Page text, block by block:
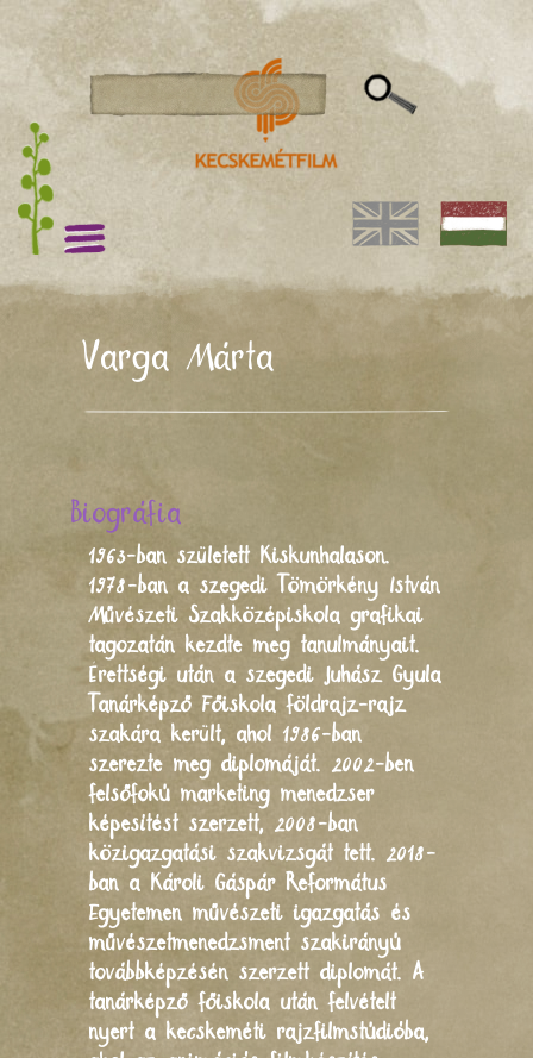
Varga Márta
Biográfia
1963-ban született Kiskunhalason.
1978-ban a szegedi Tömörkény István
Művészeti Szakközépiskola grafikai
tagozatán kezdte meg tanulmányait.
Érettségi után a szegedi Juhász Gyula
Tanárképző Főiskola földrajz-rajz
szakára került, ahol 1986-ban
szerezte meg diplomáját. 2002-ben
felsőfokú marketing menedzser
képesítést szerzett, 2008-ban
közigazgatási szakvizsgát tett. 2018-
ban a Károli Gáspár Református
Egyetemen művészeti igazgatás és
művészetmenedzsment szakirányú
továbbképzésén szerzett diplomát. A
tanárképző főiskola után felvételt
nyert a kecskeméti rajzfilmstúdióba,